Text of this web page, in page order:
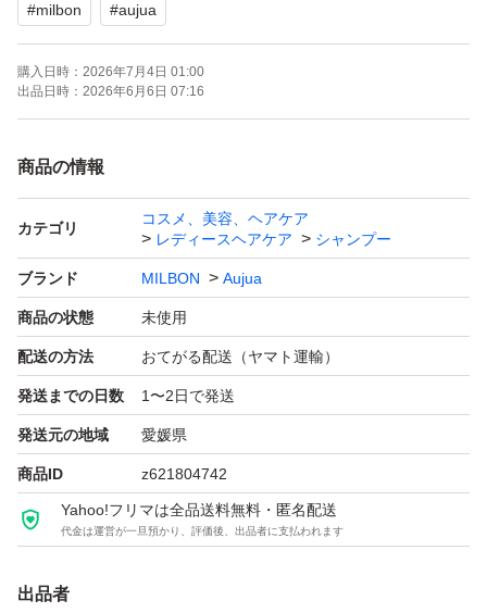
#milbon #aujua
購入日時： 2026年7月4日 01:00
出品日時： 2026年6月6日 07:16
商品の情報
カテゴリ
コスメ、美容、ヘアケア
レディースヘアケア
シャンプー
ブランド MILBON Aujua
商品の状態 未使用
配送の方法 おてがる配送（ヤマト運輸）
発送までの日数 1〜2日で発送
発送元の地域 愛媛県
商品ID z621804742
Yahoo!フリマは全品送料無料・匿名配送
代金は運営が一旦預かり、評価後、出品者に支払われます
出品者